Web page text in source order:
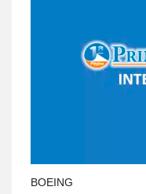
BOEING